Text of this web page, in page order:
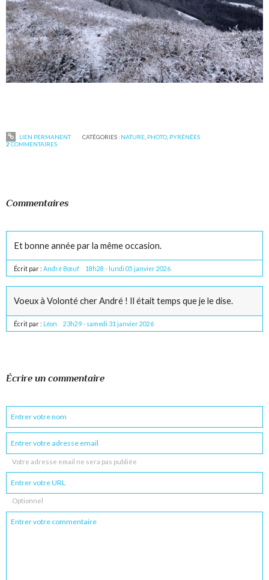
LIEN PERMANENT CATÉGORIES : NATURE, PHOTO, PYRÉNÉES
2COMMENTAIRES
Commentaires
Et bonne année par la même occasion.
Écrit par :André Bœuf 18h28 - lundi 05 janvier 2026
Voeux à Volonté cher André ! Il était temps que je le dise.
Écrit par : Léon 23h29- samedi 31 janvier 2026
Écrire un commentaire
Votre adresse email ne sera pas publiée
Optionnel